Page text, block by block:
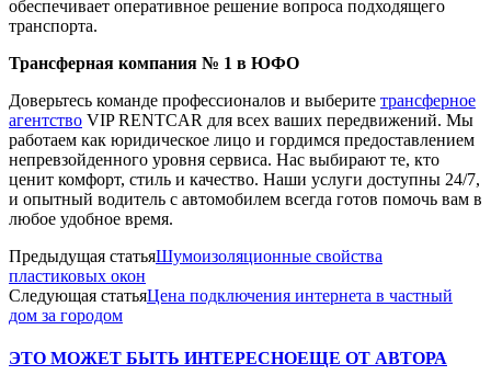
обеспечивает оперативное решение вопроса подходящего
транспорта.
Трансферная компания № 1 в ЮФО
Доверьтесь команде профессионалов и выберите трансферное
агентство VIP RENTCAR для всех ваших передвижений. Мы
работаем как юридическое лицо и гордимся предоставлением
непревзойденного уровня сервиса. Нас выбирают те, кто
ценит комфорт, стиль и качество. Наши услуги доступны 24/7,
и опытный водитель с автомобилем всегда готов помочь вам в
любое удобное время.
Предыдущая статьяШумоизоляционные свойства
пластиковых окон
Следующая статьяЦена подключения интернета в частный
дом за городом
ЭТО МОЖЕТ БЫТЬ ИНТЕРЕСНОЕЩЕ ОТ АВТОРА